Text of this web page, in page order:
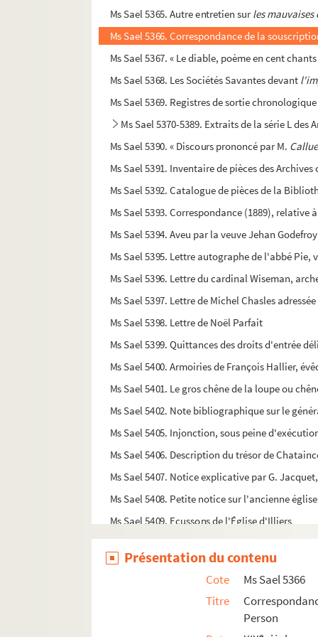
Ms Sael 5365. Autre entretien surles
Ms Sael 5366. Correspondance de la
Ms Sael 5367. « Le diable, poème en cent
Ms Sael 5368. Les Sociétés Savantes devant
Ms Sael 5369. Registres de sortie
Ms Sael 5370-5389. Extraits de la série L
Ms Sael 5390. « Discours prononcé par M.
Ms Sael 5391. Inventaire de pièces des
Ms Sael 5392. Catalogue de pièces de la
Ms Sael 5393. Correspondance (1889), relative
Ms Sael 5394. Aveu par la veuve Jehan
Ms Sael 5395. Lettre autographe de l'abbé
Ms Sael 5396. Lettre du cardinal Wiseman,
Ms Sael 5397. Lettre de Michel Chasles
Ms Sael 5398. Lettre de Noël Parfait
Ms Sael 5399. Quittances des droits d'entrée
Ms Sael 5400. Armoiries de François Hallier,
Ms Sael 5401. Le gros chêne de la loupe ou
Ms Sael 5402. Note bibliographique sur le
Ms Sael 5405. Injonction, sous peine
Ms Sael 5406. Description du trésor de
Ms Sael 5407. Notice explicative par G.
Ms Sael 5408. Petite notice sur l'ancienne
Ms Sael 5409. Ecussons de l'Église d'Illiers
Ms Sael 5410. Facture de la maison de papier
Ms Sael 5411. Les maisons du vieux Chartres,
Ms Sael 5412. L'orientation des quatre
Ms Sael 5413. J. Brosseron. Les Français au
Présentation du contenu
Cote
Ms Sael 5366
Titre
Person